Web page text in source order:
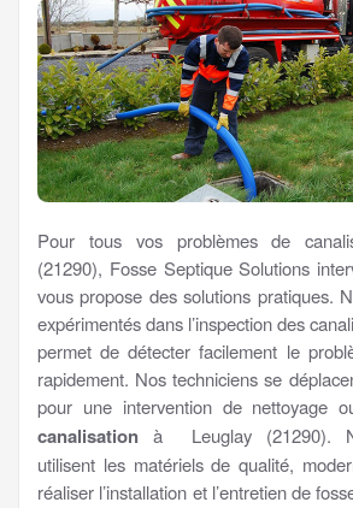
Pour tous vos problèmes de
(21290), Fosse Septique Solutions
vous propose des solutions pratiques.
expérimentés dans l’inspection des
permet de détecter facilement le
rapidement. Nos techniciens se
pour une intervention de nettoyage
canalisation à Leuglay (21290).
utilisent les matériels de qualité,
réaliser l’installation et l’entretien de